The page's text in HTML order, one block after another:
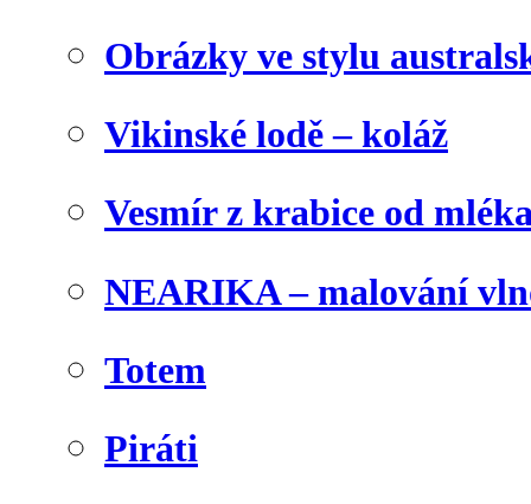
Obrázky ve stylu
Vikinské lodě – koláž
Vesmír z krabice od
NEARIKA – malování
Totem
Piráti